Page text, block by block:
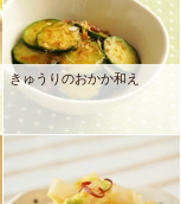
きゅうりのおかか和え